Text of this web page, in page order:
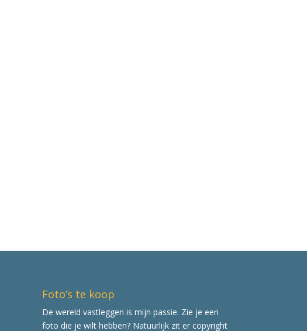
Foto’s te koop
De wereld vastleggen is mijn passie. Zie je een
foto die je wilt hebben? Natuurlijk zit er copyright